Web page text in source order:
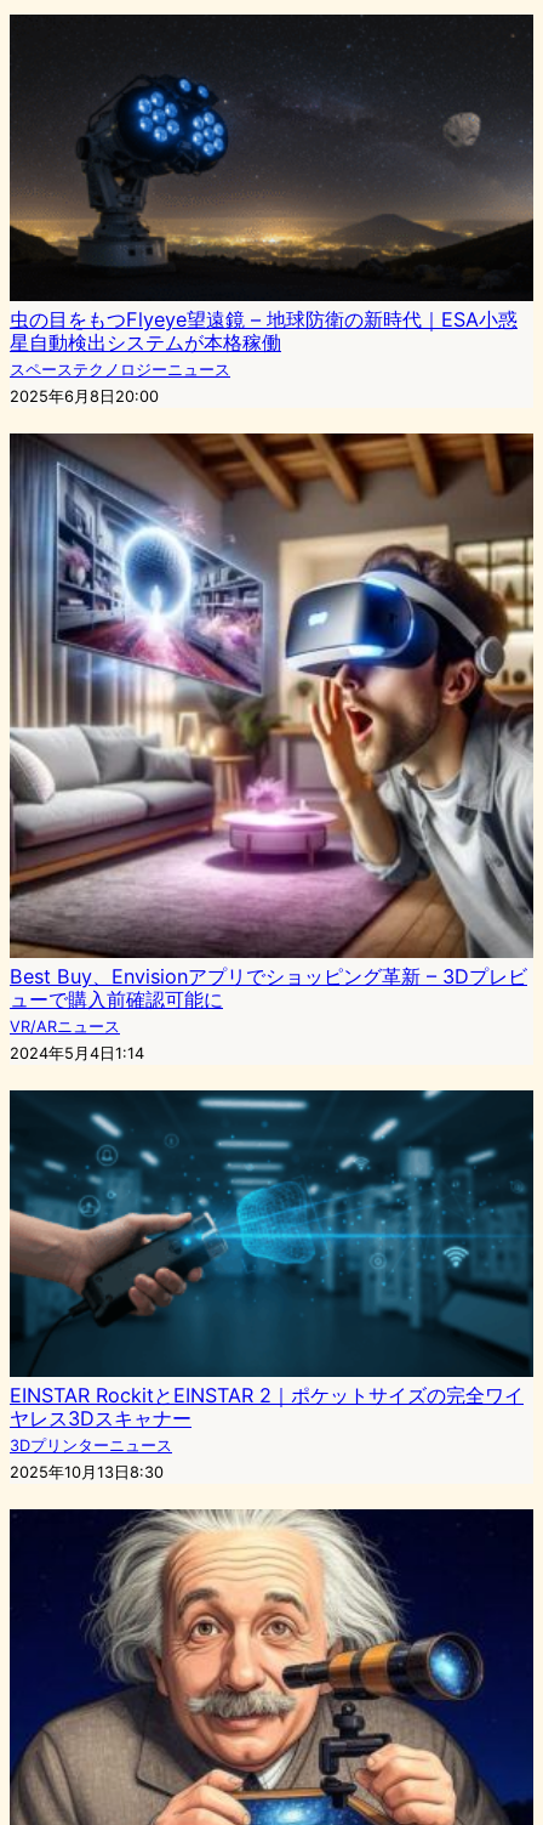
虫の目をもつFlyeye望遠鏡 – 地球防衛の新時代｜ESA小惑
星自動検出システムが本格稼働
スペーステクノロジーニュース
2025年6月8日20:00
Best Buy、Envisionアプリでショッピング革新 – 3Dプレビ
ューで購入前確認可能に
VR/ARニュース
2024年5月4日1:14
EINSTAR RockitとEINSTAR 2｜ポケットサイズの完全ワイ
ヤレス3Dスキャナー
3Dプリンターニュース
2025年10月13日8:30